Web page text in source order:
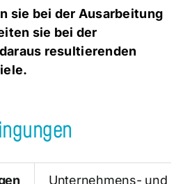
sie bei der Ausarbeitung
sie bei der
resultierenden
Unternehmens- und